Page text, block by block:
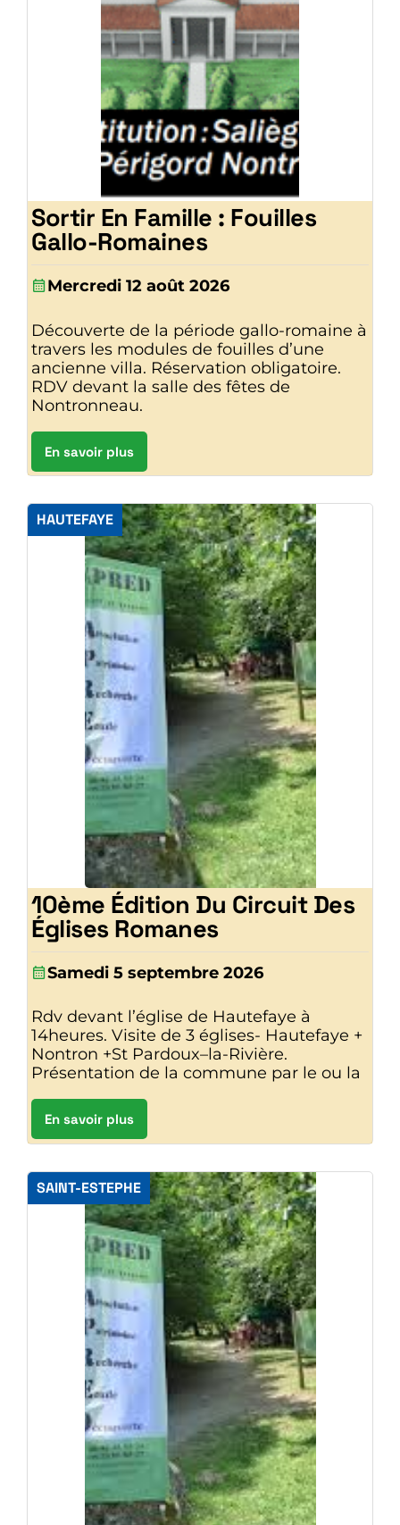
Sortir En Famille : Fouilles
Gallo-Romaines
Mercredi 12 août 2026
Découverte de la période gallo-romaine à
travers les modules de fouilles d’une
ancienne villa. Réservation obligatoire.
RDV devant la salle des fêtes de
Nontronneau.
En savoir plus
HAUTEFAYE
10ème Édition Du Circuit Des
Églises Romanes
Samedi 5 septembre 2026
Rdv devant l’église de Hautefaye à
14heures. Visite de 3 églises- Hautefaye +
Nontron +St Pardoux–la-Rivière.
Présentation de la commune par le ou la
En savoir plus
SAINT-ESTEPHE